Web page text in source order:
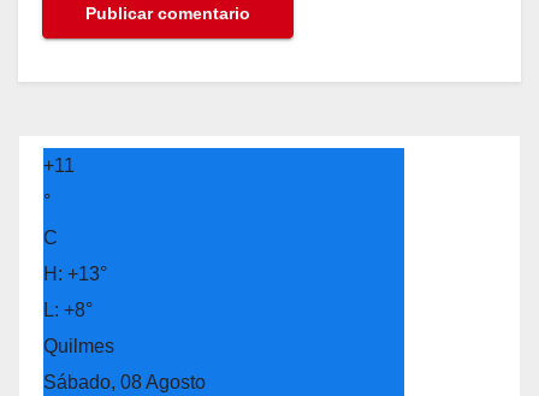
+11
°
C
H: +13°
L: +8°
Quilmes
Sábado, 08 Agosto